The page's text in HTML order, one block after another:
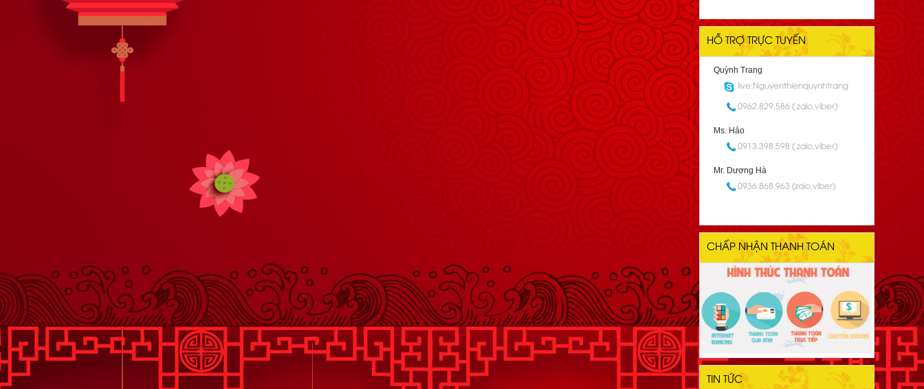
HỖ TRỢ TRỰC TUYẾN
Quỳnh Trang
live:Nguyenthienquynhtrang
0962.829.586 ( zalo,viber)
Ms. Hảo
0913.398.598 ( zalo,viber)
Mr. Dương Hà
0936.868.963 (zalo,viber)
CHẤP NHẬN THANH TOÁN
TIN TỨC